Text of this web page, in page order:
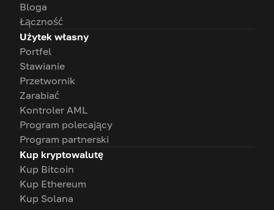
Bloga
Łączność
Użytek własny
Portfel
Stawianie
Przetwornik
Zarabiać
Kontroler AML
Program polecający
Program partnerski
Kup kryptowalutę
Kup Bitcoin
Kup Ethereum
Kup Solana